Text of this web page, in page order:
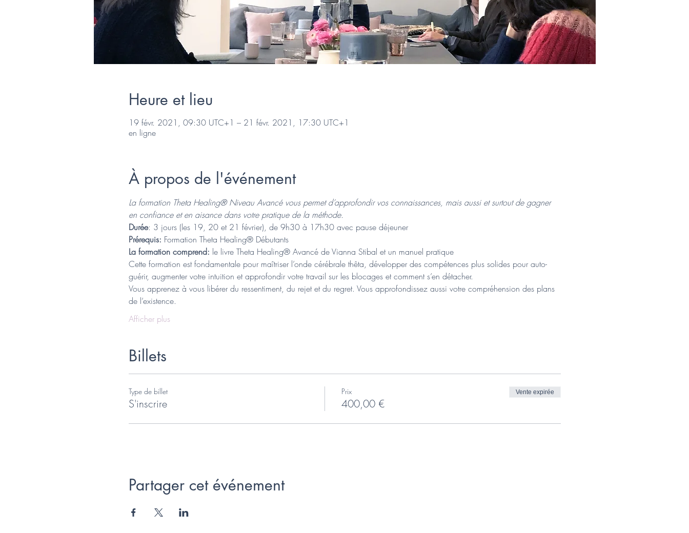
Heure et lieu
19 févr. 2021, 09:30 UTC+1 – 21 févr. 2021, 17:30 UTC+1
en ligne
À propos de l'événement
La formation Theta Healing® Niveau Avancé vous permet d’approfondir vos connaissances, mais aussi et surtout de gagner
en confiance et en aisance dans votre pratique de la méthode.
Durée: 3 jours (les 19, 20 et 21 février), de 9h30 à 17h30 avec pause déjeuner
Prérequis: Formation Theta Healing® Débutants
La formation comprend: le livre Theta Healing® Avancé de Vianna Stibal et un manuel pratique
Cette formation est fondamentale pour maîtriser l’onde cérébrale thêta, développer des compétences plus solides pour auto-
guérir, augmenter votre intuition et approfondir votre travail sur les blocages et comment s’en détacher.
Vous apprenez à vous libérer du ressentiment, du rejet et du regret. Vous approfondissez aussi votre compréhension des plans
de l’existence.
Afficher plus
Billets
Type de billet
S'inscrire
Prix
400,00 €
Vente expirée
Partager cet événement